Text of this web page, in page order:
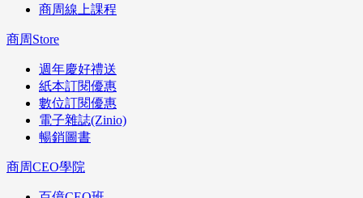
商周線上課程
商周Store
週年慶好禮送
紙本訂閱優惠
數位訂閱優惠
電子雜誌(Zinio)
暢銷圖書
商周CEO學院